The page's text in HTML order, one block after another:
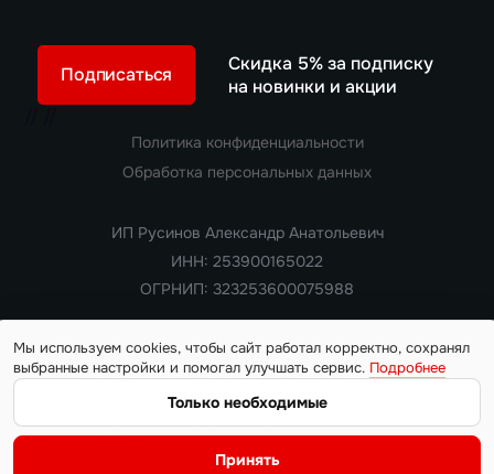
Скидка 5% за подписку
на новинки и акции
Подписаться
Copyright 2018 — 2026. Все права защищены
Информация на сайте носит ознакомительный характер и не
статьи 437 Гражданского кодекса РФ. Цены, характеристики,
наличие автомобилей и условия поставки уточняются у
Политика конфиденциальности
Обработка персональных данных
ИП Русинов Александр Анатольевич
ИНН: 253900165022
ОГРНИП: 323253600075988
Мы используем cookies, чтобы сайт работал корректно, сохранял
выбранные настройки и помогал улучшать сервис. Подробнее
Только необходимые
Принять